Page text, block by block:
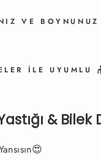
VE BOYNUNUZ
İLE UYUMLU
&
😍